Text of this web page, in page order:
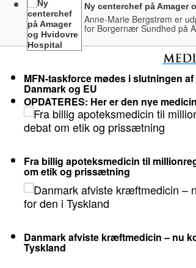
Ny centerchef på Amager
Anne-Marie Bergstrøm er
for Borgernær Sundhed på
MFN-taskforce mødes i slutningen
Danmark og EU
OPDATERES: Her er den nye
Fra billig apoteksmedicin til
om etik og prissætning
Danmark afviste kræftmedicin – nu
Tyskland